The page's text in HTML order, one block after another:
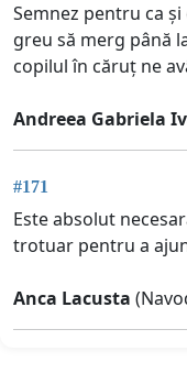
Semnez pentru ca
greu să merg până
copilul în căruț ne
Andreea Gabriela
#171
Este absolut
trotuar pentru a
Anca Lacusta